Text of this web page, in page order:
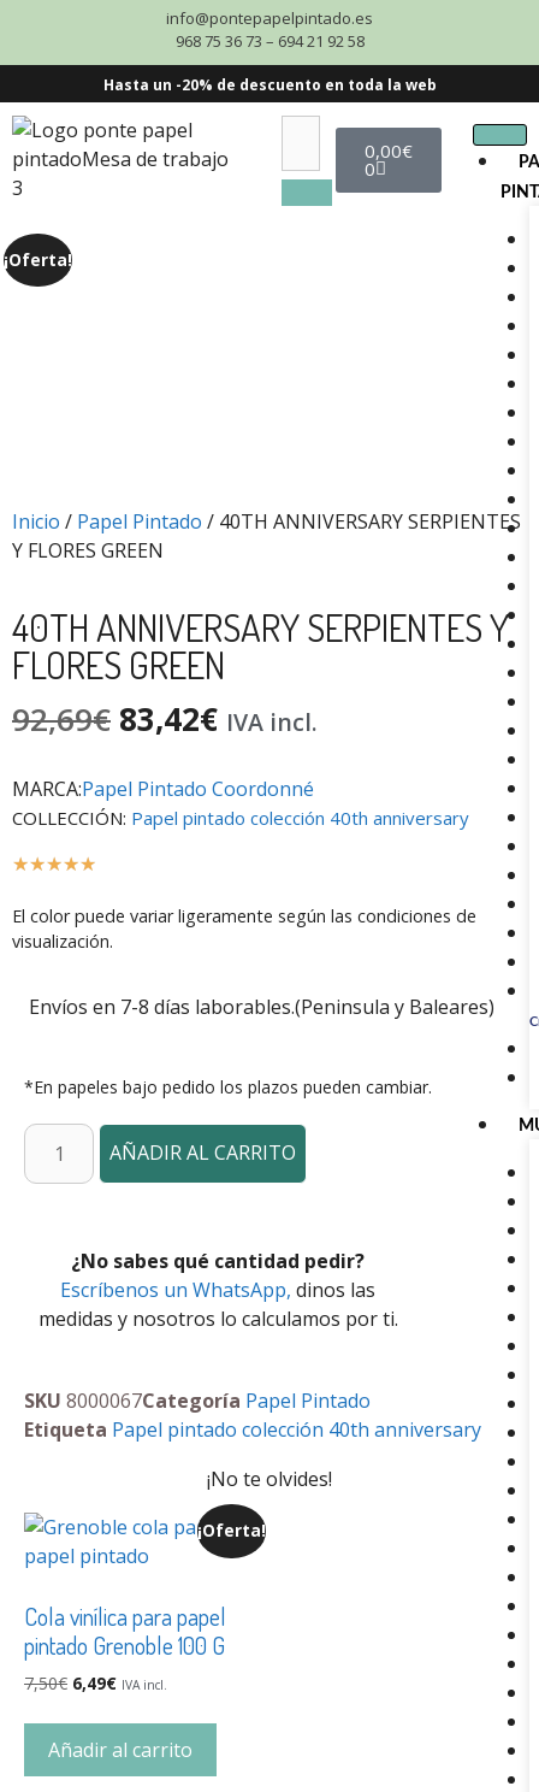
info@pontepapelpintado.es
968 75 36 73 – 694 21 92 58
Hasta un -20% de descuento en toda la web
0,00€
0
¡Oferta!
Inicio / Papel Pintado / 40TH ANNIVERSARY SERPIENTES
Y FLORES GREEN
40TH ANNIVERSARY SERPIENTES Y
FLORES GREEN
92,69€ 83,42€ IVA incl.
MARCA:Papel Pintado Coordonné
COLLECCIÓN: Papel pintado colección 40th anniversary
☆☆☆☆☆
El color puede variar ligeramente según las condiciones de
visualización.
Envíos en 7-8 días laborables.(Peninsula y Baleares)
*En papeles bajo pedido los plazos pueden cambiar.
AÑADIR AL CARRITO
¿No sabes qué cantidad pedir?
Escríbenos un WhatsApp, dinos las
medidas y nosotros lo calculamos por ti.
SKU 8000067Categoría Papel Pintado
Etiqueta Papel pintado colección 40th anniversary
¡No te olvides!
¡Oferta!
Cola vinílica para papel
pintado Grenoble 100 G
7,50€ 6,49€ IVA incl.
Añadir al carrito